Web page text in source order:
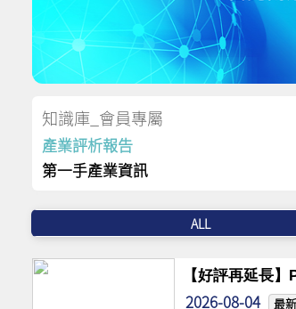
知識庫_會員專屬
產業評析報告
第一手產業資訊
ALL
【好評再延長
2026-08-04 最